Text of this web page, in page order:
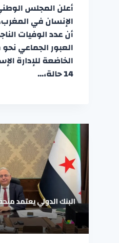
أعلن المجلس
الإنسان في
أن عدد الوفيات
العبور الجماعي
الخاضعة للإدارة
14 حالة،…